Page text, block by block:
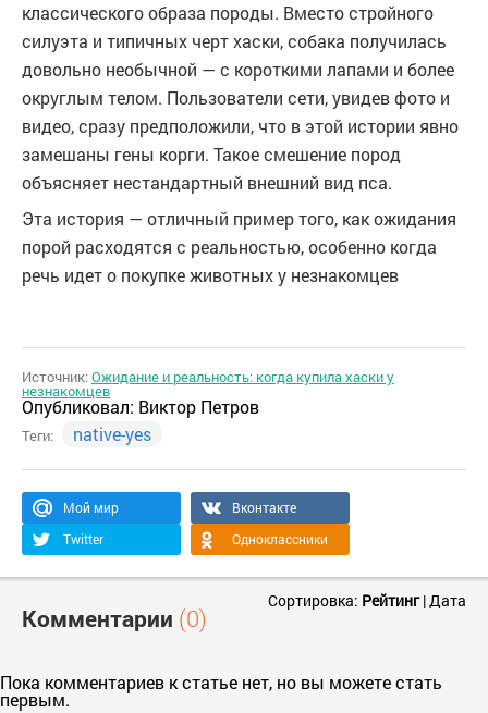
классического образа породы. Вместо стройного
силуэта и типичных черт хаски, собака получилась
довольно необычной — с короткими лапами и более
округлым телом. Пользователи сети, увидев фото и
видео, сразу предположили, что в этой истории явно
замешаны гены корги. Такое смешение пород
объясняет нестандартный внешний вид пса.
Эта история — отличный пример того, как ожидания
порой расходятся с реальностью, особенно когда
речь идет о покупке животных у незнакомцев
Источник:Ожидание и реальность: когда купила хаски у
незнакомцев
Опубликовал: Виктор Петров
Теги: native-yes
Мой мир
Вконтакте
Twitter
Одноклассники
Комментарии (0)
Сортировка: Рейтинг|Дата
Пока комментариев к статье нет, но вы можете стать
первым.